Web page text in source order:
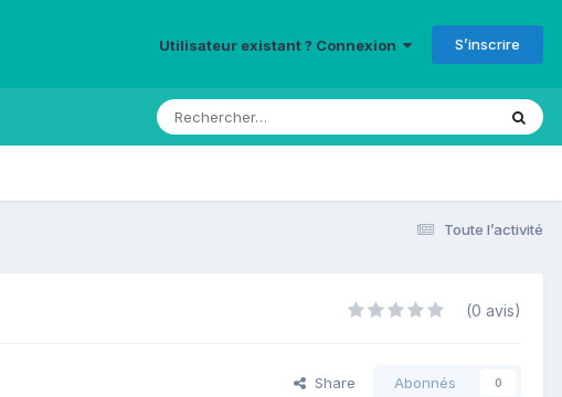
Utilisateur existant ? Connexion S’inscrire
Toute l’activité
(0 avis)
Share Abonnés 0